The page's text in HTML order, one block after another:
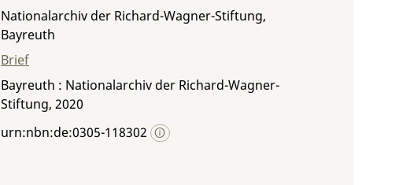
Nationalarchiv der Richard-Wagner-Stiftung,
Bayreuth
Brief
Bayreuth : Nationalarchiv der Richard-Wagner-
Stiftung, 2020
urn:nbn:de:0305-118302